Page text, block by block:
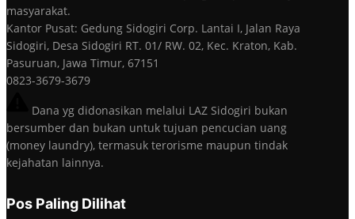
masyarakat.
Kantor Pusat: Gedung Sidogiri Corp. Lantai I, Jalan Raya
Sidogiri, Desa Sidogiri RT. 01/ RW. 02, Kec. Kraton, Kab.
Pasuruan, Jawa Timur, 67151
0823-3679-3679
Dana yg didonasikan melalui LAZ Sidogiri bukan
bersumber dan bukan untuk tujuan pencucian uang
(money laundry), termasuk terorisme maupun tindak
kejahatan lainnya.
Pos Paling Dilihat